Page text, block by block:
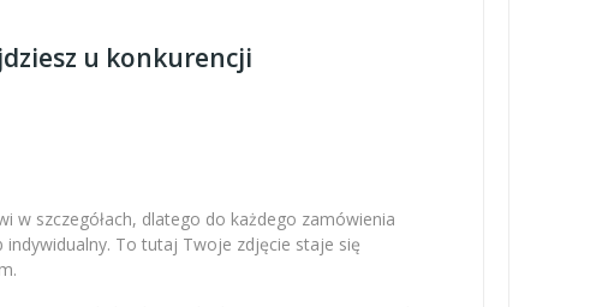
u konkurencji
w szczegółach, dlatego do każdego zamówienia
indywidualny. To tutaj Twoje zdjęcie staje się